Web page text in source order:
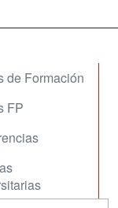
de Formación
FP